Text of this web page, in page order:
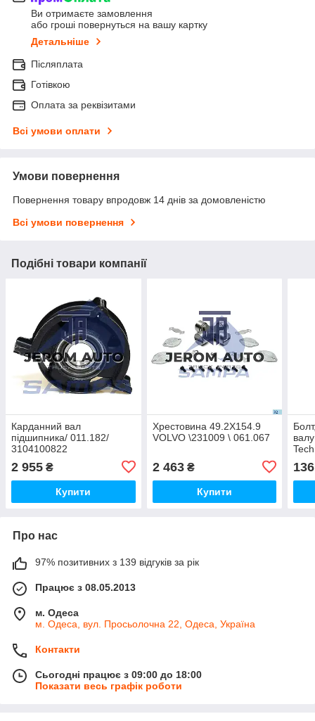
Ви отримаєте замовлення
або гроші повернуться на вашу картку
Детальніше
Післяплата
Готівкою
Оплата за реквізитами
Всі умови оплати
Умови повернення
Повернення товару впродовж 14 днів за домовленістю
Всі умови повернення
Подібні товари компанії
Карданний вал
підшипника/ 011.182/
3104100822
2 955 ₴
Купити
Хрестовина 49.2X154.9
VOLVO \231009 \ 061.067
2 463₴
Купити
136
Про нас
97% позитивних з 139 відгуків за рік
Працює з 08.05.2013
м. Одеса
м. Одеса, вул. Просьолочна 22, Одеса, Україна
Контакти
Сьогодні працює з 09:00 до 18:00
Показати весь графік роботи